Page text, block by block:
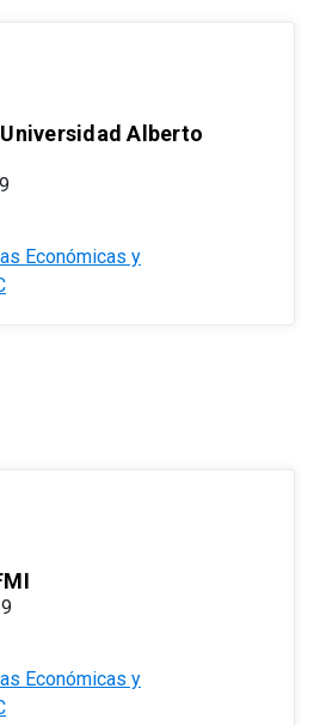
Alberto
Económicas y
Económicas y